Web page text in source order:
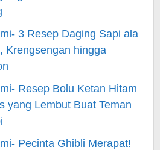
3 Resep Daging Sapi ala
Krengsengan hingga
Resep Bolu Ketan Hitam
yang Lembut Buat Teman
Pecinta Ghibli Merapat!